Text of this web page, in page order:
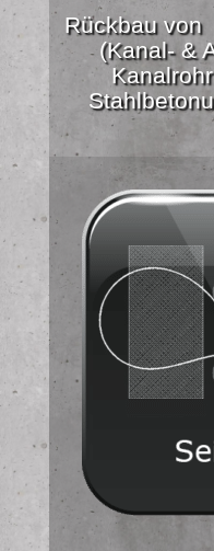
Rückbau von
(Kanal- &